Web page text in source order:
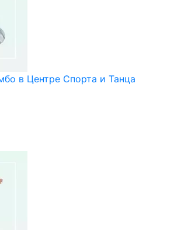
в Центре Спорта и Танца